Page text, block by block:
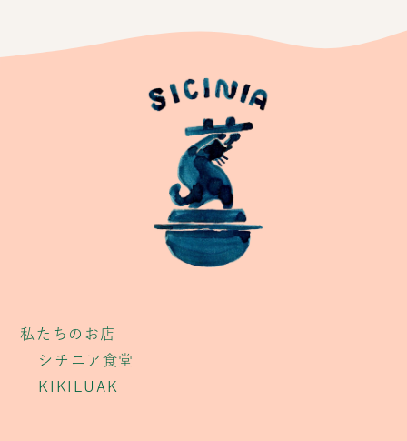
私たちのお店
シチニア食堂
KIKILUAK